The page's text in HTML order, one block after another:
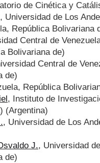
de Cinética y
Universidad de Los
República Bolivariana
Central de
Bolivariana de)
Central de
de)
República
, Instituto de
(Argentina)
, Universidad de Los
J., Universidad
de)